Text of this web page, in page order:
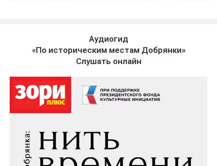
Аудиогид
«По историческим местам Добрянки»
Слушать онлайн